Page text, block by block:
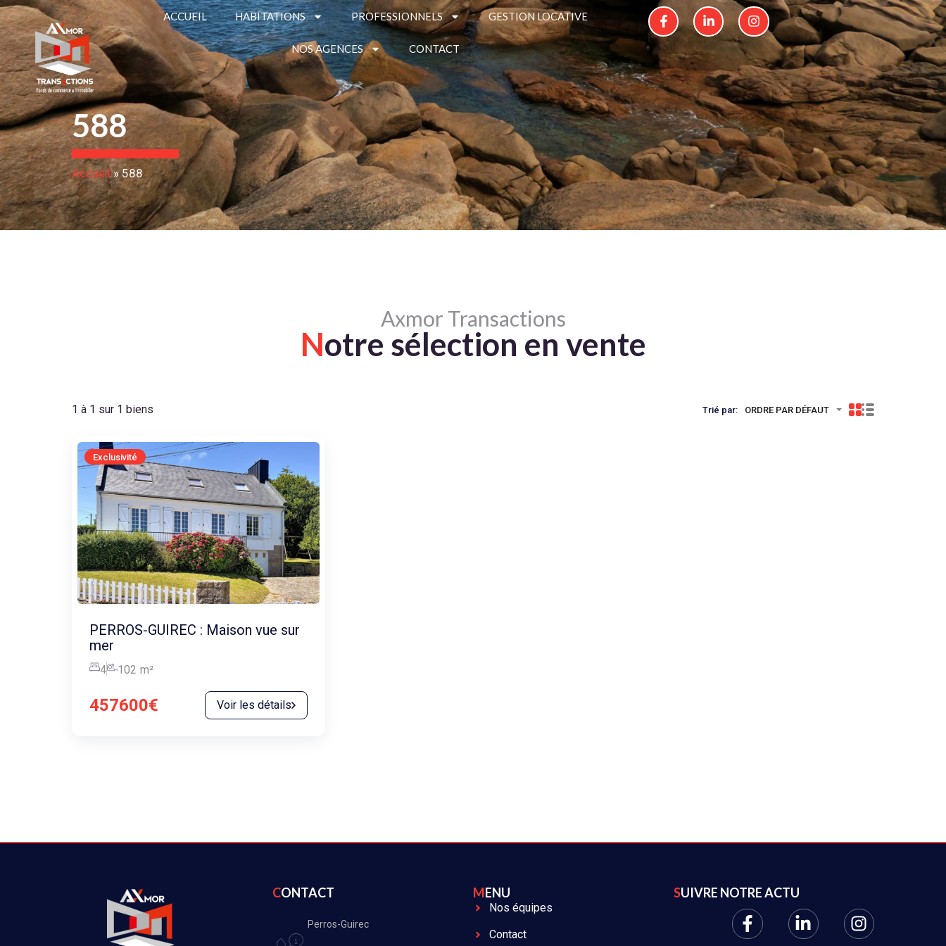
ACCUEIL HABITATIONS PROFESSIONNELS GESTION LOCATIVE
NOS AGENCES CONTACT
588
Accueil»588
Axmor Transactions
Notre sélection en vente
1 à 1 sur 1 biens Trié par: ORDRE PAR DÉFAUT
Exclusivité
PERROS-GUIREC : Maison vue sur
mer
4 102 m²
457600€ Voir les détails
CONTACT
Perros-Guirec
MENU
Nos équipes
Contact
SUIVRE NOTRE ACTU